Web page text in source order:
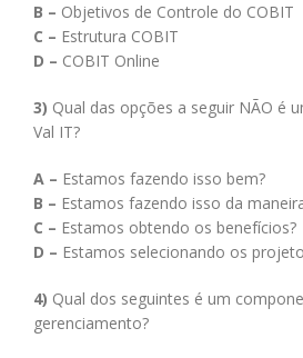
B – Objetivos de Controle do COBIT
C – Estrutura COBIT
D – COBIT Online
3) Qual das opções a seguir NÃO é
Val IT?
A – Estamos fazendo isso bem?
B – Estamos fazendo isso da
C – Estamos obtendo os benefícios?
D – Estamos selecionando os
4) Qual dos seguintes é um
gerenciamento?